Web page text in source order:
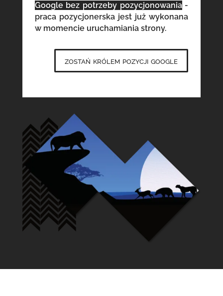
Google bez potrzeby pozycjonowania-
praca pozycjonerska jest już wykonana
w momencie uruchamiania strony.
zostań królem pozycji google